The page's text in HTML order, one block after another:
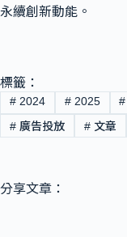
永續創新動能。
標籤：
#2024 #2025 #
#廣告投放 #文章
分享文章：